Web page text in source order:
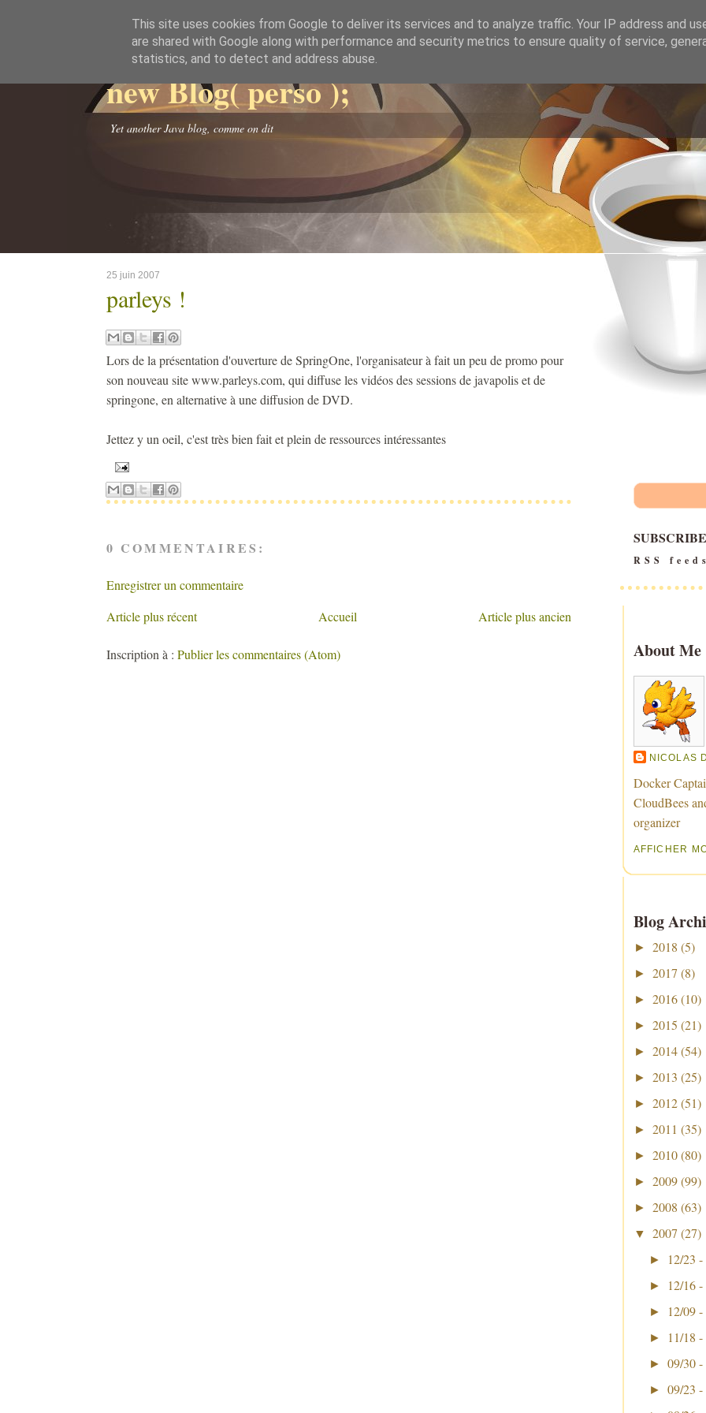
new Blog( perso );
Yet another Java blog, comme on dit
25 juin 2007
parleys !
Lors de la présentation d'ouverture de SpringOne, l'organisateur à fait un peu de promo pour
son nouveau site www.parleys.com, qui diffuse les vidéos des sessions de javapolis et de
springone, en alternative à une diffusion de DVD.
Jettez y un oeil, c'est très bien fait et plein de ressources intéressantes
0 COMMENTAIRES:
Enregistrer un commentaire
Article plus récent
Article plus ancien
Accueil
Inscription à : Publier les commentaires (Atom)
SUBSCRIBE
RSS
About Me
NICOLAS
Docker
CloudBees
organizer
AFFICHER
Blog
► 2018 (5)
► 2017 (8)
► 2016 (10)
► 2015 (21)
► 2014 (54)
► 2013 (25)
► 2012 (51)
► 2011 (35)
► 2010 (80)
► 2009 (99)
► 2008 (63)
▼ 2007 (27)
► 12/23
► 12/16
► 12/09
► 11/18
► 09/30 -
► 09/23 -
This site uses cookies from Google to deliver its services and to analyze traffic. Your IP address and
are shared with Google along with performance and security metrics to ensure quality of service,
statistics, and to detect and address abuse.